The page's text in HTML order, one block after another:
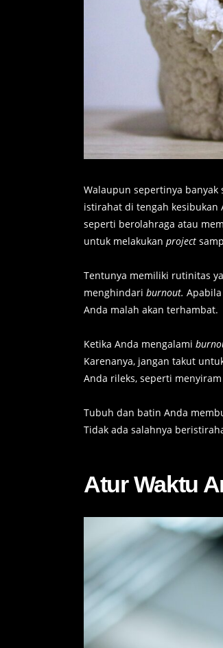
Walaupun sepertinya
istirahat di tengah
seperti berolahraga atau
untuk melakukan project
Tentunya memiliki rutinitas
menghindari burnout.
Anda malah akan terhambat.
Ketika Anda mengalami
Karenanya, jangan takut
Anda rileks, seperti
Tubuh dan batin Anda
Tidak ada salahnya
Atur Waktu